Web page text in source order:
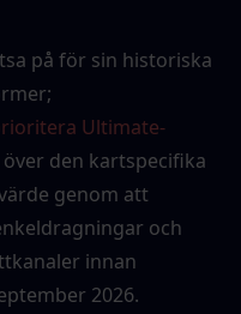
på för sin historiska
Ultimate-
den kartspecifika
genom att
och
innan
2026.